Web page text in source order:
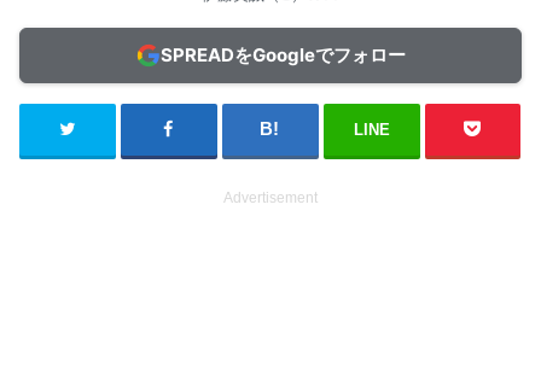
SPREADをGoogleでフォロー
LINE
Advertisement